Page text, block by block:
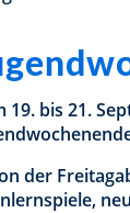
19. bis 21.
der